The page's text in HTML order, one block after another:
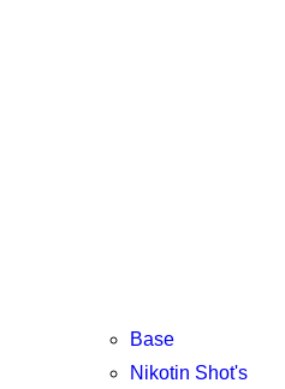
Base
Nikotin Shot's